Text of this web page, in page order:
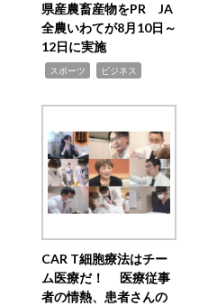
県産農畜産物をPR JA
全農いわてが8月10日～
12日に実施
スポーツ ビジネス
CAR T細胞療法はチー
ム医療だ！ 医療従事
者の情熱、患者さんの